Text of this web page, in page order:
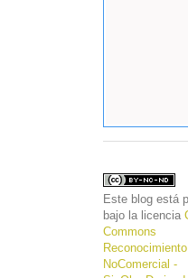
Este blog está
bajo la licencia
Commons
NoComercial -